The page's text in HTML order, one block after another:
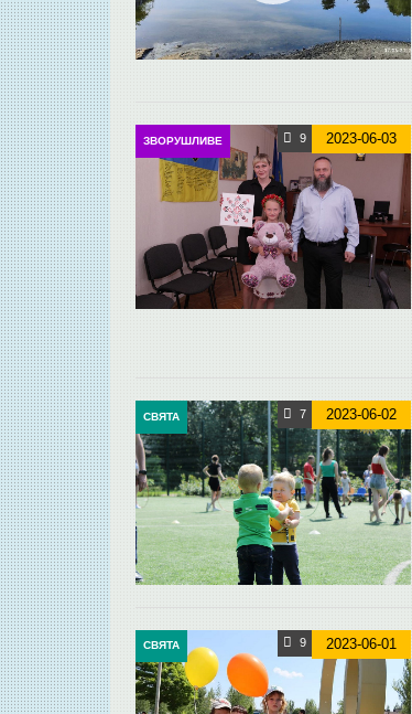
ЗВОРУШЛИВЕ 2023-06-03
9
СВЯТА 2023-06-02
7
СВЯТА 2023-06-01
9